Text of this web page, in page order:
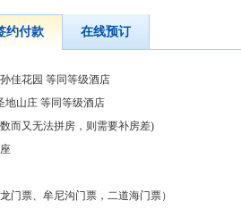
约付款 在线预订
孙佳花园 等同等级酒店
山庄 等同等级酒店
而又无法拼房，则需要补房差)
门票、牟尼沟门票，二道海门票）